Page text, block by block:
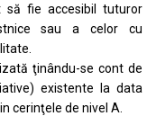
fie accesibil tuturor
sau a celor cu
ţinându-se cont de
existente la data
cerinţele de nivel A.